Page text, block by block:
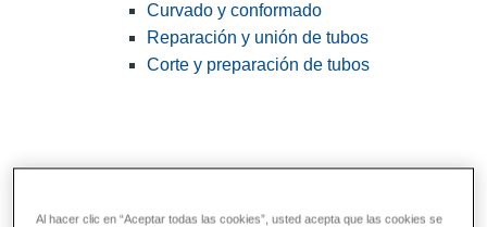
Curvado y conformado
Reparación y unión de tubos
Corte y preparación de tubos
Al hacer clic en “Aceptar todas las cookies”, usted acepta que las cookies se